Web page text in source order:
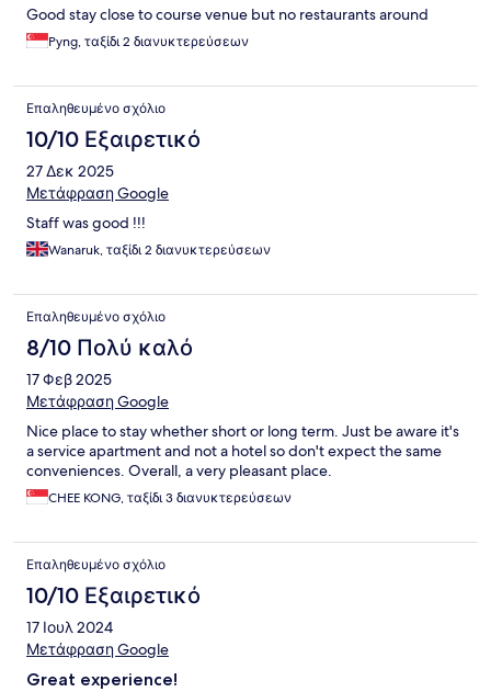
Good stay close to course venue but no restaurants around
Pyng, ταξίδι 2 διανυκτερεύσεων
Επαληθευμένο σχόλιο
10/10 Εξαιρετικό
27 Δεκ 2025
Μετάφραση Google
Staff was good !!!
Wanaruk, ταξίδι 2 διανυκτερεύσεων
Επαληθευμένο σχόλιο
8/10 Πολύ καλό
17 Φεβ 2025
Μετάφραση Google
Nice place to stay whether short or long term. Just be aware it's
a service apartment and not a hotel so don't expect the same
conveniences. Overall, a very pleasant place.
CHEE KONG, ταξίδι 3 διανυκτερεύσεων
Επαληθευμένο σχόλιο
10/10 Εξαιρετικό
17 Ιουλ 2024
Μετάφραση Google
Great experience!